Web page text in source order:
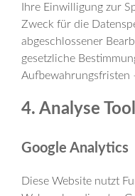
Ihre Einwilligung zur
Zweck für die
abgeschlossener
gesetzliche
Aufbewahrungsfristen
4. Analyse
Google Analytics
Diese Website nutzt